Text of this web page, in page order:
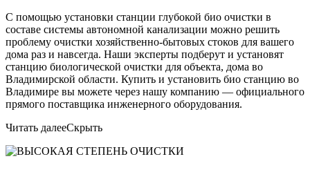
С помощью установки станции глубокой био очистки в
составе системы автономной канализации можно решить
проблему очистки хозяйственно-бытовых стоков для вашего
дома раз и навсегда. Наши эксперты подберут и установят
станцию биологической очистки для объекта, дома во
Владимирской области. Купить и установить био станцию во
Владимире вы можете через нашу компанию — официального
прямого поставщика инженерного оборудования.
Читать далееСкрыть